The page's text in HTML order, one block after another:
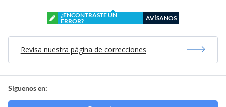
¿ENCONTRASTE UN
ERROR?
AVÍSANOS
Revisa nuestra página de correcciones
Síguenos en: